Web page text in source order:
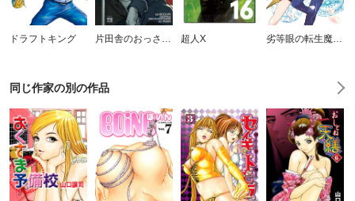
ドラフトキング 片田舎のおっさん、剣聖になる～ただの田舎の剣術師範だったのに、大成した弟子たちが俺を放ってくれない件～ 超人X 劣等眼の転生魔術師 ～虐げられた元勇者は未来の世界を余裕で生き抜く～
同じ作家の別の作品